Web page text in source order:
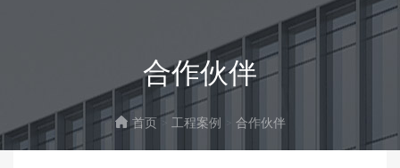
合作伙伴
首页 工程案例 合作伙伴